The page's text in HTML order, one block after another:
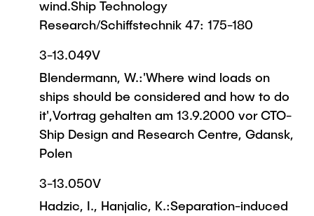
wind.Ship Technology
Research/Schiffstechnik 47: 175-180
3-13.049V
Blendermann, W.:'Where wind loads on
ships should be considered and how to do
it',Vortrag gehalten am 13.9.2000 vor CTO-
Ship Design and Research Centre, Gdansk,
Polen
3-13.050V
Hadzic, I., Hanjalic, K.:Separation-induced